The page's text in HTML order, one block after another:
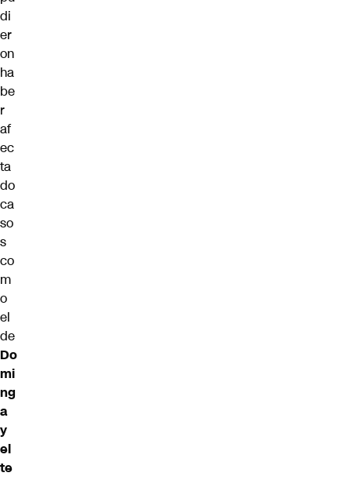
di
er
on
ha
be
r
af
ec
ta
do
ca
so
s
co
m
o
el
de
Do
mi
ng
a
y
el
te